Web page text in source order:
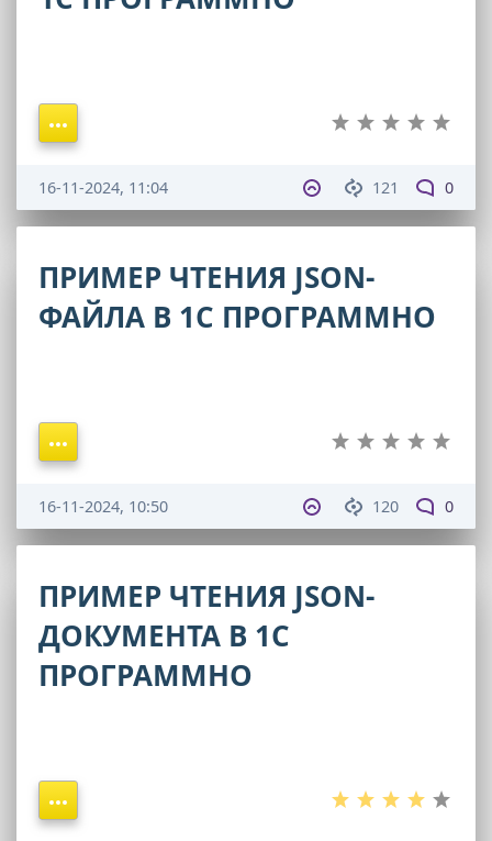
121 0
16-11-2024, 11:04
ПРИМЕР ЧТЕНИЯ JSON-
ФАЙЛА В 1С ПРОГРАММНО
120 0
16-11-2024, 10:50
ПРИМЕР ЧТЕНИЯ JSON-
ДОКУМЕНТА В 1С
ПРОГРАММНО